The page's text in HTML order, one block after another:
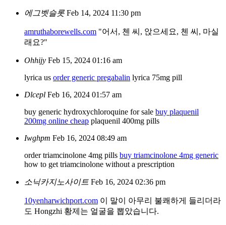
에그벳슬롯 Feb 14, 2024 11:30 pm
amruthaborewells.com "어서, 첸 씨, 앉으세요, 첸 씨, 마실
래요?"
Ohhijy Feb 15, 2024 01:16 am
lyrica us order generic pregabalin lyrica 75mg pill
Dlcepl Feb 16, 2024 01:57 am
buy generic hydroxychloroquine for sale buy plaquenil
200mg online cheap plaquenil 400mg pills
Iwghpm Feb 16, 2024 08:49 am
order triamcinolone 4mg pills buy triamcinolone 4mg generic
how to get triamcinolone without a prescription
소닉카지노사이트 Feb 16, 2024 02:36 pm
10yenharwichport.com 이 말이 아무리 불쾌하게 들리더라
도 Hongzhi 황제는 얼굴을 뽑았습니다.